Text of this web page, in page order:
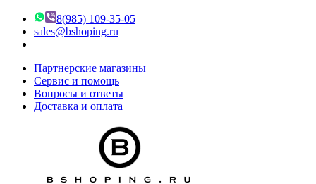
8(985) 109-35-05
sales@bshoping.ru
Партнерские магазины
Сервис и помощь
Вопросы и ответы
Доставка и оплата